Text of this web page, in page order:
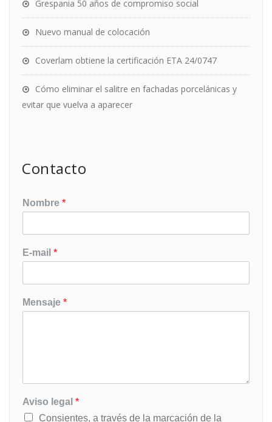
Grespania 50 años de compromiso social
Nuevo manual de colocación
Coverlam obtiene la certificación ETA 24/0747
Cómo eliminar el salitre en fachadas porcelánicas y
evitar que vuelva a aparecer
Contacto
Nombre *
E-mail *
Mensaje *
Aviso legal *
Consientes, a través de la marcación de la